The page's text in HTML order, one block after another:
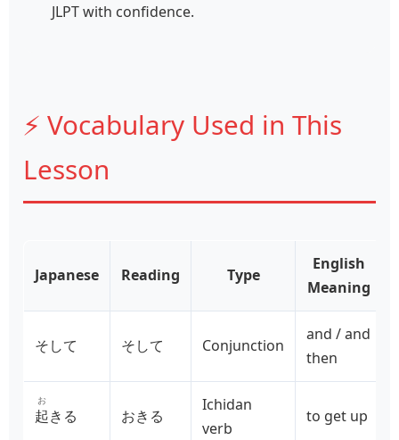
JLPT with confidence.
⚡ Vocabulary Used in This
Lesson
Japanese Reading Type
English
Meaning
そして そして Conjunction
and / and
then
起
お
きる おきる
Ichidan
verb
to get up